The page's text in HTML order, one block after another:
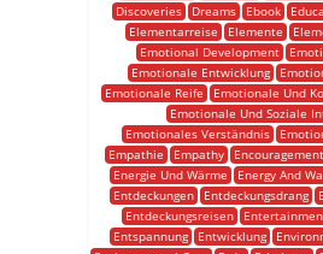
Discoveries
Dreams Ebook
Elementarreise
Elemente
Emotional Development
Emotionale Entwicklung
Emotionale Reife
Emotionale Und
Emotionale Und Soziale
Emotionales Verständnis
Empathie
Empathy
Energie Und Wärme
Energy And
Entdeckungen
Entdeckungsdrang
Entdeckungsreisen
Entspannung
Entwicklung